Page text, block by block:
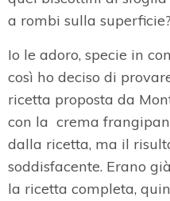
a rombi sulla superficie?
Io le adoro, specie in
così ho deciso di
ricetta proposta da
con la crema
dalla ricetta, ma il
soddisfacente. Erano
la ricetta completa,